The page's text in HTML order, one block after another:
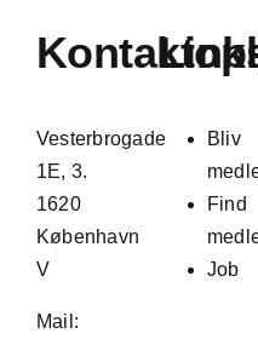
Vesterbrogade
1E, 3.
1620
København
V
Mail:
Bliv
Find
Job